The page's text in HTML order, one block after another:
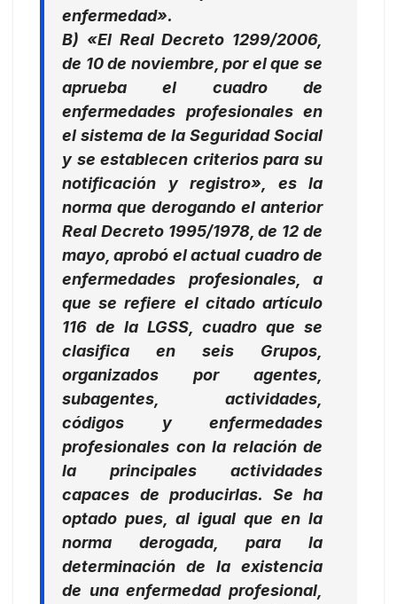
enfermedad».
B) «El Real Decreto 1299/2006,
de 10 de noviembre, por el que se
aprueba el cuadro de
enfermedades profesionales en
el sistema de la Seguridad Social
y se establecen criterios para su
notificación y registro», es la
norma que derogando el anterior
Real Decreto 1995/1978, de 12 de
mayo, aprobó el actual cuadro de
enfermedades profesionales, a
que se refiere el citado artículo
116 de la LGSS, cuadro que se
clasifica en seis Grupos,
organizados por agentes,
subagentes, actividades,
códigos y enfermedades
profesionales con la relación de
la principales actividades
capaces de producirlas. Se ha
optado pues, al igual que en la
norma derogada, para la
determinación de la existencia
de una enfermedad profesional,